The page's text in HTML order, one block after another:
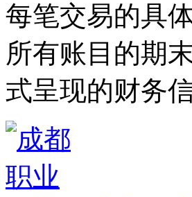
每笔交易的具
所有账目的期
式呈现的财务